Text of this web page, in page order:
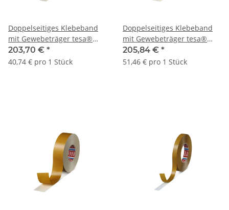
Doppelseitiges Klebeband
mit Gewebeträger tesa®
4964 | 30 mm x 50 lfm. | VE
= 5 Stk.
203,70 € *
40,74 € pro 1 Stück
Doppelseitiges Klebeband
mit Gewebeträger tesa®
4964 | 38 mm x 50 lfm. | VE
= 4 Stk.
205,84 € *
51,46 € pro 1 Stück